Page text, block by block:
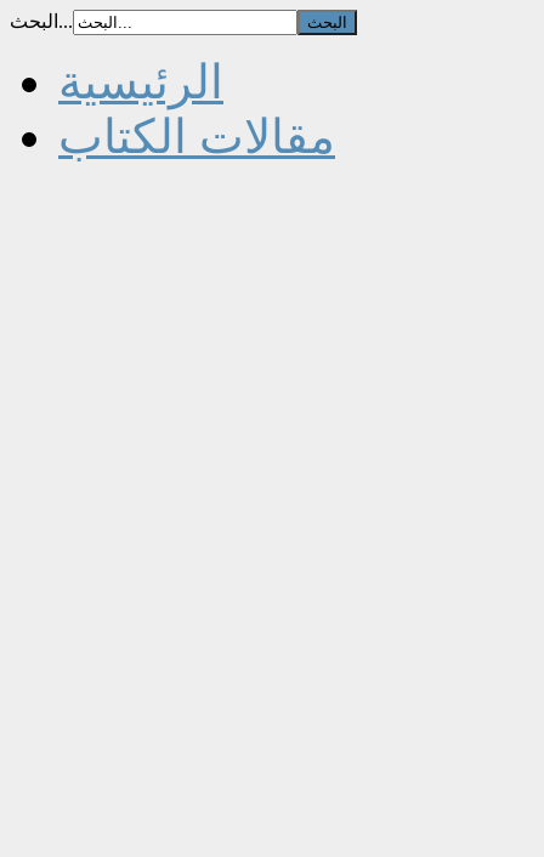
البحث...
الرئيسية
مقالات الكتاب